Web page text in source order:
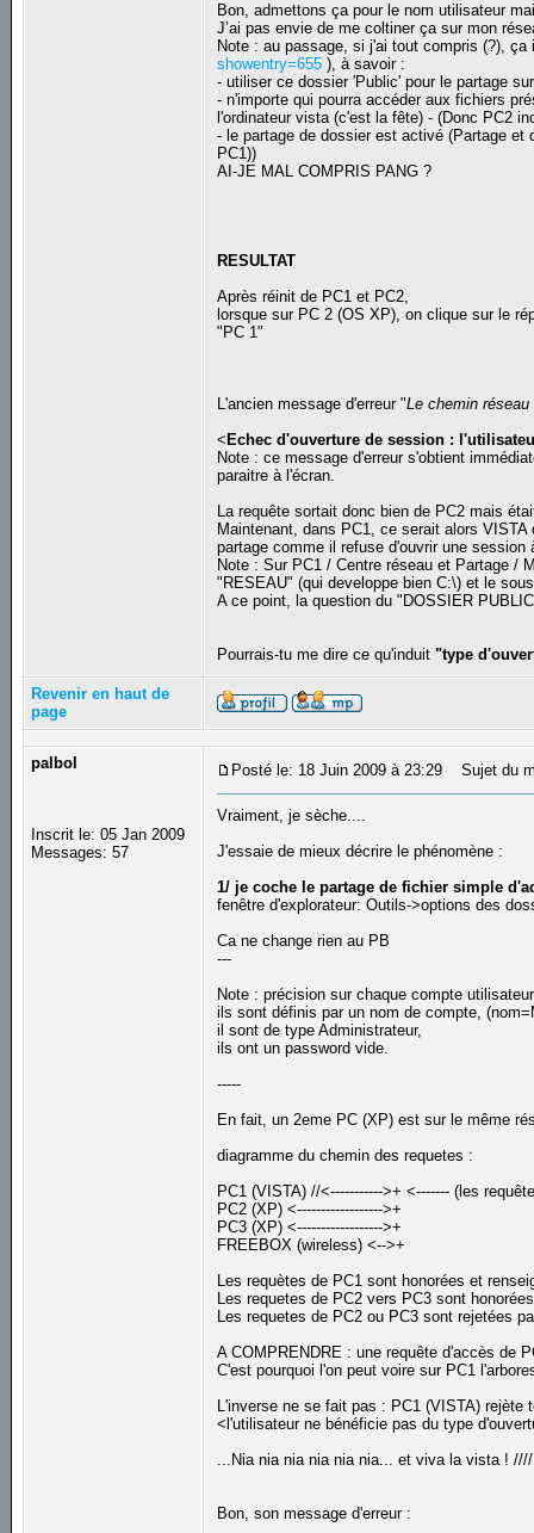
Bon, admettons ça pour le nom utilisateur
J’ai pas envie de me coltiner ça sur mon
Note : au passage, si j'ai tout compris (?),
showentry=655 ), à savoir :
- utiliser ce dossier 'Public' pour le partage
- n'importe qui pourra accéder aux fichiers
l'ordinateur vista (c'est la fête) - (Donc PC2
- le partage de dossier est activé (Partage
PC1))
AI-JE MAL COMPRIS PANG ?
RESULTAT
Après réinit de PC1 et PC2,
lorsque sur PC 2 (OS XP), on clique sur le
"PC 1"
L'ancien message d'erreur "Le chemin
< Echec d'ouverture de session :
Note : ce message d'erreur s'obtient
paraitre à l'écran.
La requête sortait donc bien de PC2 mais
Maintenant, dans PC1, ce serait alors
partage comme il refuse d'ouvrir une session
Note : Sur PC1 / Centre réseau et Partage /
"RESEAU" (qui developpe bien C:\) et le
A ce point, la question du "DOSSIER
Pourrais-tu me dire ce qu'induit"type
Revenir en haut de
page
palbol
Inscrit le: 05 Jan 2009
Messages: 57
Posté le: 18 Juin 2009 à 23:29 Sujet du
Vraiment, je sèche....
J'essaie de mieux décrire le phénomène :
1/ je coche le partage de fichier simple
fenêtre d'explorateur: Outils->options des
Ca ne change rien au PB
---
Note : précision sur chaque compte
ils sont définis par un nom de compte,
il sont de type Administrateur,
ils ont un password vide.
-----
En fait, un 2eme PC (XP) est sur le même
diagramme du chemin des requetes :
PC1 (VISTA) //<----------->+ <------- (les
PC2 (XP) <------------------>+
PC3 (XP) <------------------>+
FREEBOX (wireless) <-->+
Les requètes de PC1 sont honorées et
Les requetes de PC2 vers PC3 sont
Les requetes de PC2 ou PC3 sont rejetées
A COMPRENDRE : une requête d'accès de
C'est pourquoi l'on peut voire sur PC1
L'inverse ne se fait pas : PC1 (VISTA)
<l'utilisateur ne bénéficie pas du type
...Nia nia nia nia nia nia... et viva la vista !
Bon, son message d'erreur :